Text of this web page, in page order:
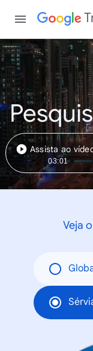
Assista ao
03:01
Veja